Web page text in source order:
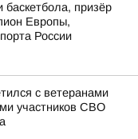
баскетбола, призёр
Европы,
России
с ветеранами
участников СВО